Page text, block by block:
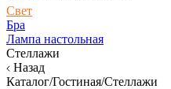
Свет
Бра
Лампа настольная
Стеллажи
Назад
Каталог/Гостиная/Стеллажи